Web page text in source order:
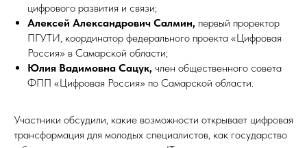
цифрового развития и связи;
Алексей Александрович Салмин, первый проректор
ПГУТИ, координатор федерального проекта «Цифровая
Россия» в Самарской области;
Юлия Вадимовна Сацук, член общественного совета
ФПП «Цифровая Россия» по Самарской области.
Участники обсудили, какие возможности открывает цифровая
трансформация для молодых специалистов, как государство